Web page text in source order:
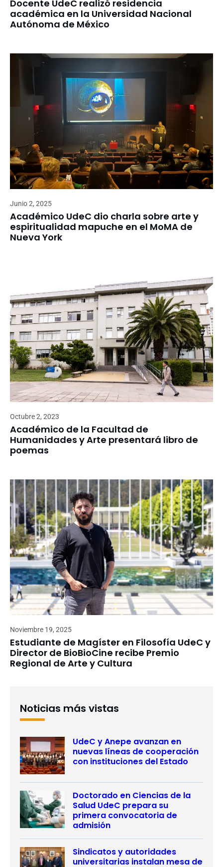
Docente UdeC realizó residencia
académica en la Universidad Nacional
Autónoma de México
Junio 2, 2025
Académico UdeC dio charla sobre arte y
espiritualidad mapuche en el MoMA de
Nueva York
Octubre 2, 2023
Académico de la Facultad de
Humanidades y Arte presentará libro de
poemas
Noviembre 19, 2025
Estudiante de Magíster en Filosofía UdeC y
Director de BioBioCine recibe Premio
Regional de Arte y Cultura
Noticias más vistas
UdeC y Anepe avanzan en
nuevas líneas de cooperación
con instituciones del Estado
Doctorado en Ciencias de la
Salud UdeC prepara su
primera convocatoria de
admisión
Sindicatos y autoridades
universitarias instalan mesa de